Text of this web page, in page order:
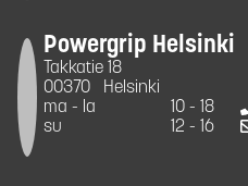
Powergrip Helsinki
Takkatie 18
00370
Helsinki
ma - la
10 - 18
su
12 - 16